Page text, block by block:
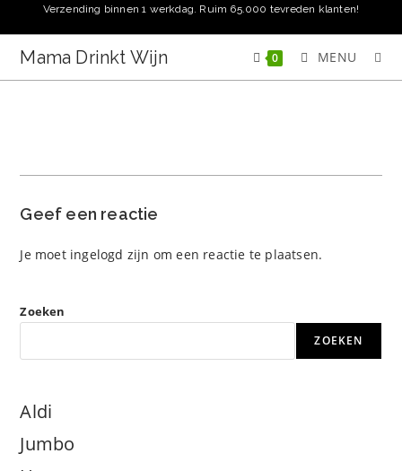
naar
inhoud
Verzending binnen 1 werkdag. Ruim 65.000 tevreden klanten!
Mama Drinkt Wijn 0 MENU
Geef een reactie
Je moet ingelogd zijn om een reactie te plaatsen.
Zoeken
ZOEKEN
Aldi
Jumbo